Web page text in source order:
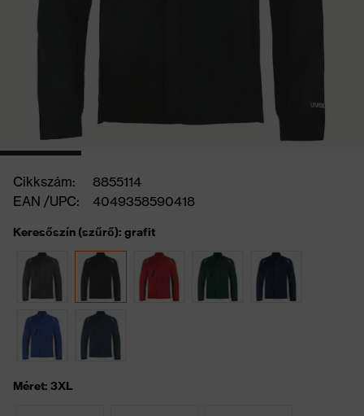
Cikkszám:
8855114
EAN /UPC:
4049358590418
Keresőszín (szűrő): grafit
Méret: 3XL